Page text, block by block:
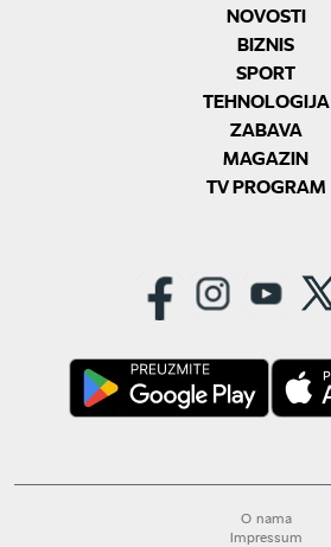
NOVOSTI
BIZNIS
SPORT
TEHNOLOGIJA
ZABAVA
MAGAZIN
TV PROGRAM
O nama
Impressum